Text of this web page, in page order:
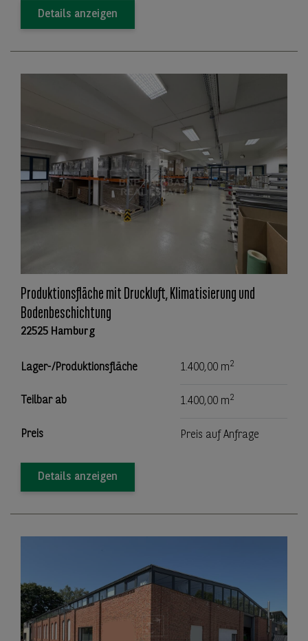
Details anzeigen
Produktionsfläche mit Druckluft, Klimatisierung und
Bodenbeschichtung
22525 Hamburg
Lager-/Produktionsfläche 1.400,00 m2
Teilbar ab 1.400,00 m2
Preis Preis auf Anfrage
Details anzeigen